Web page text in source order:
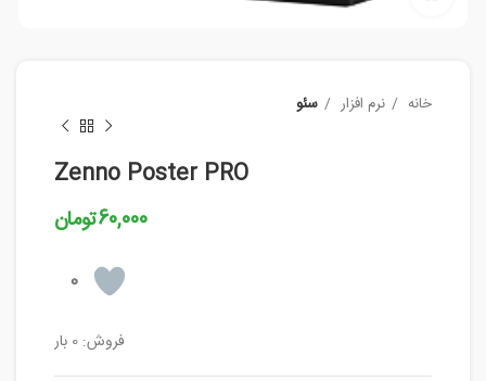
خانه نرم افزار سئو
Zenno Poster PRO
60,000تومان
0
فروش: 0 بار